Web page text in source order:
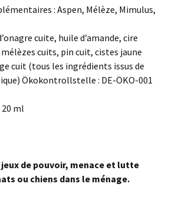
: Aspen, Mélèze, Mimulus,
cuite, huile d’amande, cire
cuits, pin cuit, cistes jaune
cuit (tous les ingrédients issus de
Ökokontrollstelle : DE-ÖKO-001
20 ml
de pouvoir, menace et lutte
ou chiens dans le ménage.